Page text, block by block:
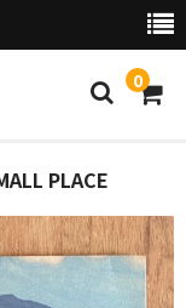
0
PLACE